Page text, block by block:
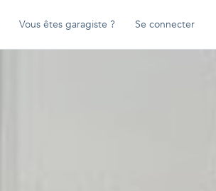
Vous êtes garagiste ? Se connecter